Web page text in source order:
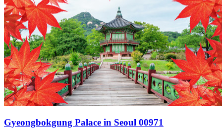
Gyeongbokgung Palace in Seoul 00971